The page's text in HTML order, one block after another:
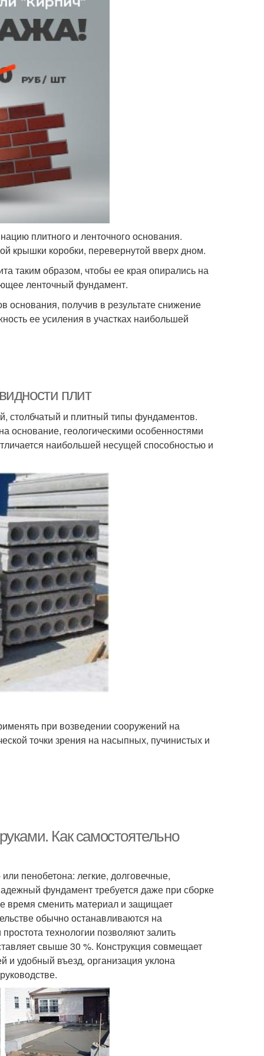
плитного и ленточного основания.
крышки коробки, перевернутой вверх дном.
таким образом, чтобы ее края опирались на
ленточный фундамент.
основания, получив в результате снижение
ее усиления в участках наибольшей
плит
столбчатый и плитный типы фундаментов.
основание, геологическими особенностями
наибольшей несущей способностью и
при возведении сооружений на
точки зрения на насыпных, пучинистых и
Как самостоятельно
пенобетона: легкие, долговечные,
фундамент требуется даже при сборке
время сменить материал и защищает
обычно останавливаются на
технологии позволяют залить
свыше 30 %. Конструкция совмещает
удобный въезд, организация уклона